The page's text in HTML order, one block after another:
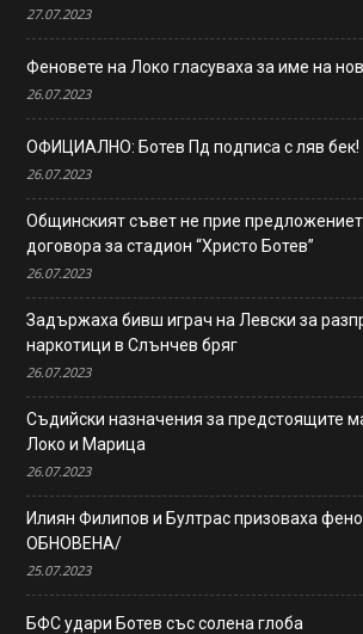
27.07.2023
Феновете на Локо гласуваха за име на
26.07.2023
ОФИЦИАЛНО: Ботев Пд подписа с ляв бек!
26.07.2023
Общинският съвет не прие
договора за стадион “Христо Ботев”
26.07.2023
Задържаха бивш играч на Левски за
наркотици в Слънчев бряг
26.07.2023
Съдийски назначения за предстоящите
Локо и Марица
26.07.2023
Илиян Филипов и Бултрас призоваха
ОБНОВЕНА/
25.07.2023
БФС удари Ботев със солена глоба